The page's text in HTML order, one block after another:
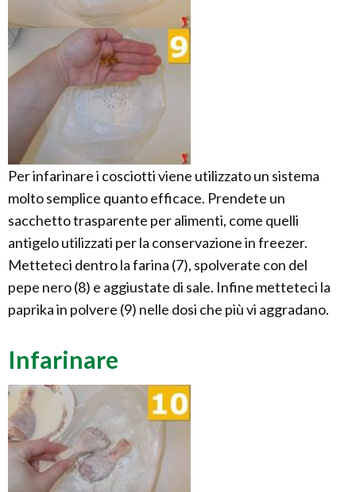
Per infarinare i cosciotti viene utilizzato un sistema
molto semplice quanto efficace. Prendete un
sacchetto trasparente per alimenti, come quelli
antigelo utilizzati per la conservazione in freezer.
Metteteci dentro la farina (7), spolverate con del
pepe nero (8) e aggiustate di sale. Infine metteteci la
paprika in polvere (9) nelle dosi che più vi aggradano.
Infarinare